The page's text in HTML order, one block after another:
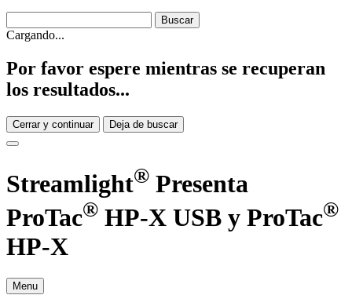
Cargando...
Por favor espere mientras se recuperan
los resultados...
Cerrar y continuar Deja de buscar
Streamlight® Presenta
ProTac® HP-X USB y ProTac®
HP-X
Menu